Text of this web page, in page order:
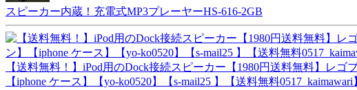
スピーカー内蔵！充電式MP3プレーヤーHS-616-2GB
【送料無料！】iPod用のDock接続スピーカー【1980円送料無料】レゴ
【iphone ケース】【yo-ko0520】【s-mail25 】【送料無料